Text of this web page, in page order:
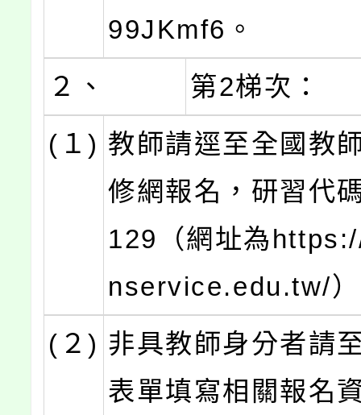
99JKmf6。
２、
第2梯次：
(１) 教師請逕至全國教
修網報名，研習代
129（網址為
nservice.edu.tw/
(２) 非具教師身分者請
表單填寫相關報名